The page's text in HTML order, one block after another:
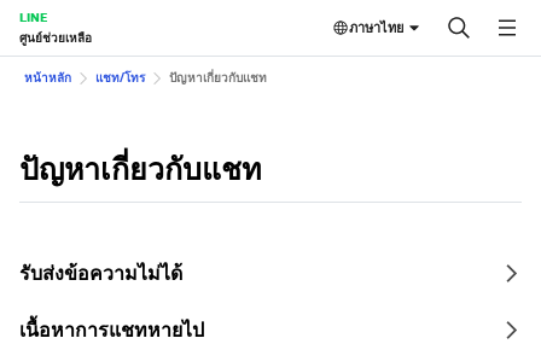
LINE
ศูนย์ช่วยเหลือ
ภาษาไทย
หน้าหลัก แชท/โทร ปัญหาเกี่ยวกับแชท
ปัญหาเกี่ยวกับแชท
รับส่งข้อความไม่ได้
เนื้อหาการแชทหายไป